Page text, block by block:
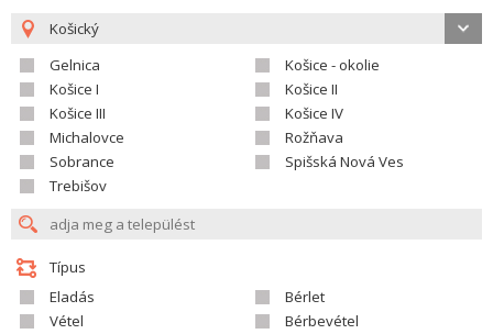
Košický
Gelnica
Košice - okolie
Košice I
Košice II
Košice III
Košice IV
Michalovce
Rožňava
Sobrance
Spišská Nová Ves
Trebišov
Típus
Eladás
Bérlet
Vétel
Bérbevétel